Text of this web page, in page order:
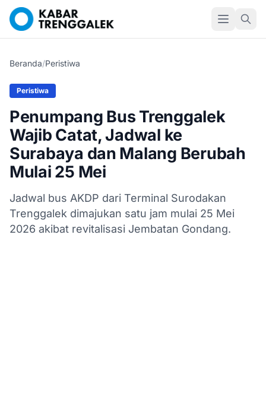
Beranda/Peristiwa
Peristiwa
Penumpang Bus Trenggalek
Wajib Catat, Jadwal ke
Surabaya dan Malang Berubah
Mulai 25 Mei
Jadwal bus AKDP dari Terminal Surodakan
Trenggalek dimajukan satu jam mulai 25 Mei
2026 akibat revitalisasi Jembatan Gondang.